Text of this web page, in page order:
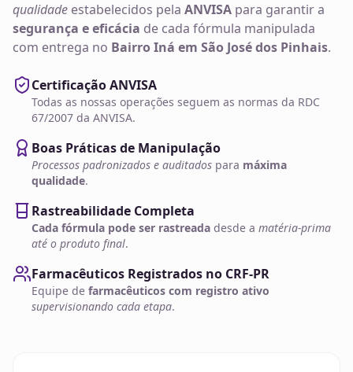
qualidade estabelecidos pela ANVISA para garantir a
segurança e eficácia de cada fórmula manipulada
com entrega no Bairro Iná em São José dos Pinhais.
Certificação ANVISA
Todas as nossas operações seguem as normas da RDC
67/2007 da ANVISA.
Boas Práticas de Manipulação
Processos padronizados e auditados para máxima
qualidade.
Rastreabilidade Completa
Cada fórmula pode ser rastreada desde a matéria-prima
até o produto final.
Farmacêuticos Registrados no CRF-PR
Equipe de farmacêuticos com registro ativo
supervisionando cada etapa.